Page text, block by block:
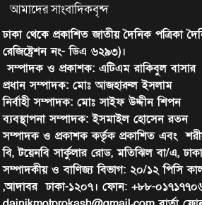
আমাদের সাংবাদিকবৃন্দ
ঢাকা থেকে প্রকাশিত জাতীয় দৈনিক পত্রিকা
রেজিষ্ট্রেশন নং- ডিএ ৬২৯৩)।
সম্পাদক ও প্রকাশক: এটিএম রাকিবুল বাসার
প্রধান সম্পাদক: মোঃ আজহারুল ইসলাম
নির্বাহী সম্পাদক: মোঃ সাইফ উদ্দীন শিপন
ব্যবস্থাপনা সম্পাদক: ইসমাইল হোসেন রতন
সম্পাদক ও প্রকাশক কর্তৃক প্রকাশিত এবং
বি, টয়েনবি সার্কুলার রোড, মতিঝিল বা/এ,
সম্পাদকীয় ও বাণিজ্য বিভাগ: ২০/১২ পিসি
,আদাবর ঢাকা-১২০৭। ফোন: +৮৮-